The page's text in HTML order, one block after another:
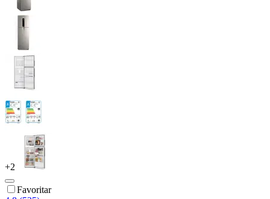
+2
Favoritar